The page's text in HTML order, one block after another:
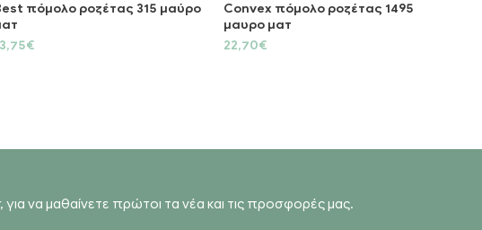
πόμολο ροζέτας 315 μαύρο
Convex πόμολο ροζέτας 1495
μαυρο ματ
22,70€
να μαθαίνετε πρώτοι τα νέα και τις προσφορές μας.